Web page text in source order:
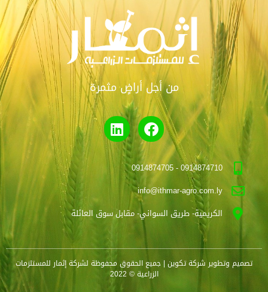
من أجل أراضٍ مثمرة
0914874710 - 0914874705
info@ithmar-agro.com.ly
الكريمية- طريق السواني- مقابل سوق العائلة
تصميم وتطويرشركة تكوين | جميع الحقوق محفوظة لشركة إثمار للمستلزمات
الزراعية © 2022